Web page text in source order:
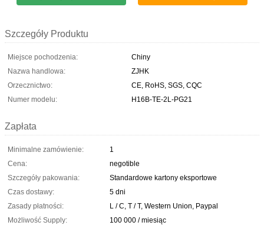
Szczegóły Produktu
Miejsce pochodzenia:
Chiny
Nazwa handlowa:
ZJHK
Orzecznictwo:
CE, RoHS, SGS, CQC
Numer modelu:
H16B-TE-2L-PG21
Zapłata
Minimalne zamówienie:
1
Cena:
negotible
Szczegóły pakowania:
Standardowe kartony eksportowe
Czas dostawy:
5 dni
Zasady płatności:
L / C, T / T, Western Union, Paypal
Możliwość Supply:
100 000 / miesiąc